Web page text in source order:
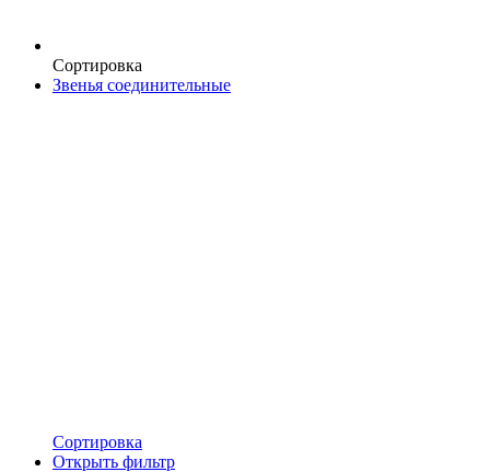
Сортировка
Звенья соединительные
Сортировка
Открыть фильтр